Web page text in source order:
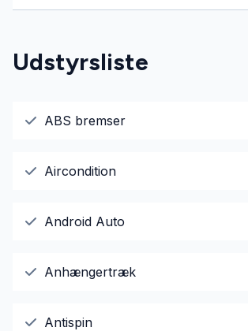
Udstyrsliste
ABS bremser
Aircondition
Android Auto
Anhængertræk
Antispin